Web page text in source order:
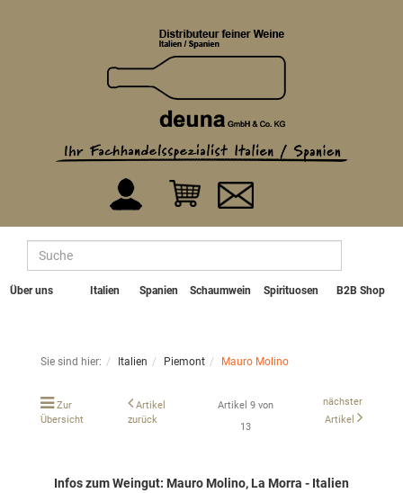
Über uns Italien Spanien Schaumwein Spirituosen B2B Shop
Sie sind hier: Italien Piemont Mauro Molino
Zur
Übersicht
Artikel
zurück
Artikel 9 von
13
nächster
Artikel
Infos zum Weingut: Mauro Molino, La Morra - Italien